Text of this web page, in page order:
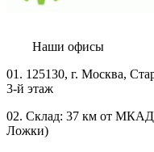
Наши офисы
01. 125130, г. Москва,
3-й этаж
02. Склад: 37 км от МКАД,
Ложки)